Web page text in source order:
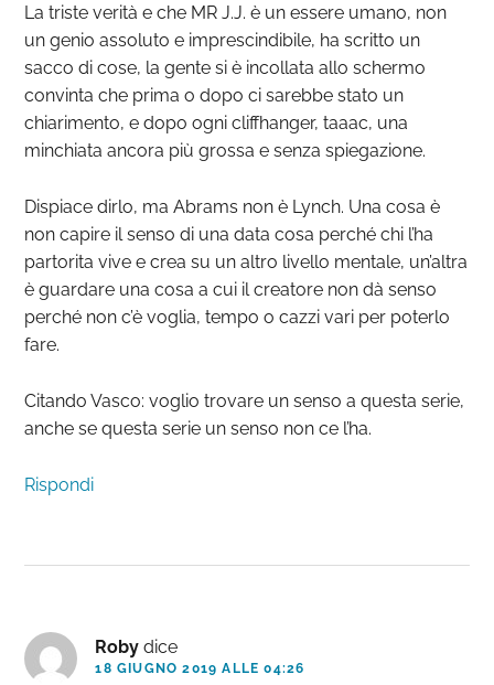
La triste verità e che MR J.J. è un essere umano, non
un genio assoluto e imprescindibile, ha scritto un
sacco di cose, la gente si è incollata allo schermo
convinta che prima o dopo ci sarebbe stato un
chiarimento, e dopo ogni cliffhanger, taaac, una
minchiata ancora più grossa e senza spiegazione.
Dispiace dirlo, ma Abrams non è Lynch. Una cosa è
non capire il senso di una data cosa perché chi l’ha
partorita vive e crea su un altro livello mentale, un’altra
è guardare una cosa a cui il creatore non dà senso
perché non c’è voglia, tempo o cazzi vari per poterlo
fare.
Citando Vasco: voglio trovare un senso a questa serie,
anche se questa serie un senso non ce l’ha.
Rispondi
Roby dice
18 GIUGNO 2019 ALLE 04:26